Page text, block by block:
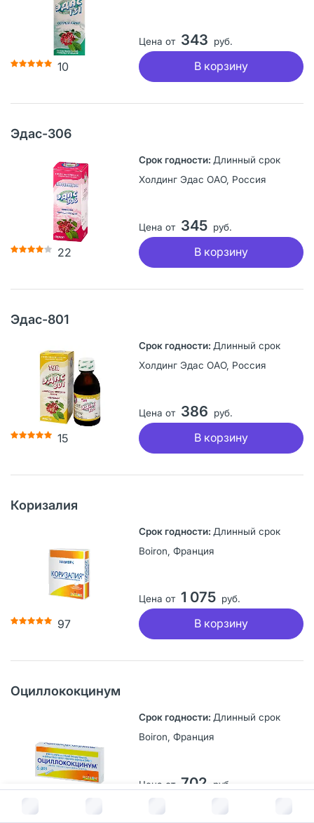
10
Цена от 343 руб.
В корзину
Эдас-306
22
Длинный срок
Холдинг Эдас ОАО, Россия
Цена от 345 руб.
В корзину
Эдас-801
15
Длинный срок
Холдинг Эдас ОАО, Россия
Цена от 386 руб.
В корзину
Коризалия
97
Длинный срок
Boiron, Франция
Цена от 1 075 руб.
В корзину
Оциллококцинум
Длинный срок
Boiron, Франция
Цена от 702 руб.
В корзину